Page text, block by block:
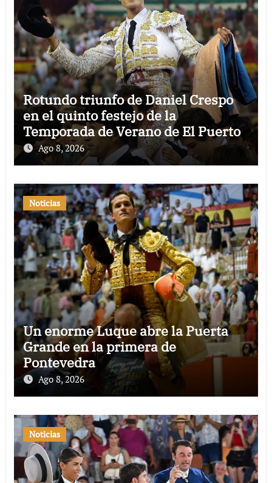
Rotundo triunfo de Daniel Crespo
en el quinto festejo de la
Temporada de Verano de El Puerto
Ago 8, 2026
Noticias
Un enorme Luque abre la Puerta
Grande en la primera de
Pontevedra
Ago 8, 2026
Noticias